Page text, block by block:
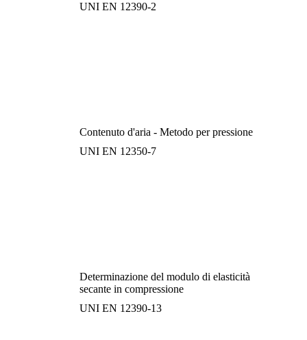
UNI EN 12390-2
Contenuto d'aria - Metodo per pressione
UNI EN 12350-7
Determinazione del modulo di elasticità
secante in compressione
UNI EN 12390-13